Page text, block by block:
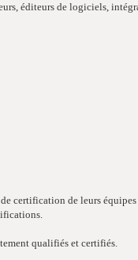
éditeurs de logiciels,
certification de leurs
qualifiés et certifiés.